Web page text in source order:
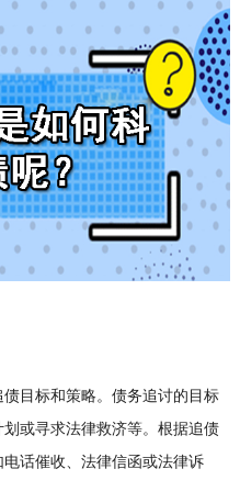
目标和策略。债务追讨的目标
或寻求法律救济等。根据追债
话催收、法律信函或法律诉